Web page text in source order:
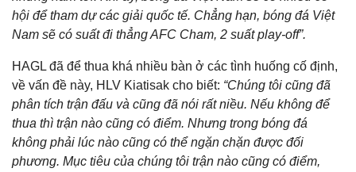
hội để tham dự các giải quốc tế. Chẳng hạn, bóng đá Việt
Nam sẽ có suất đi thẳng AFC Cham, 2 suất play-off”.
HAGL đã để thua khá nhiều bàn ở các tình huống cố định,
về vấn đề này, HLV Kiatisak cho biết: “Chúng tôi cũng đã
phân tích trận đấu và cũng đã nói rất niều. Nếu không để
thua thì trận nào cũng có điểm. Nhưng trong bóng đá
không phải lúc nào cũng có thể ngặn chặn được đối
phương. Mục tiêu của chúng tôi trận nào cũng có điểm,